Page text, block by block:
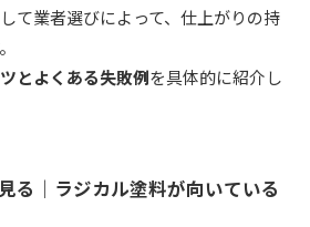
て業者選びによって、仕上がりの持
とよくある失敗例を具体的に紹介し
る｜ラジカル塗料が向いている